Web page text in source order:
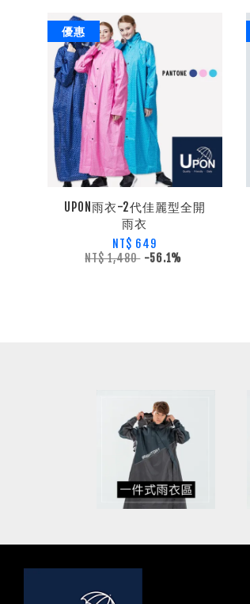
優惠
UPON雨衣-2代佳麗型全開
雨衣
NT$ 649
NT$ 1,480 -56.1%